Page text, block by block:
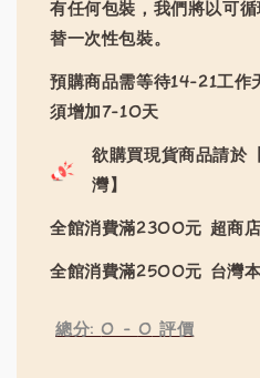
有任何包裝，我們將以可
替一次性包裝。
預購商品需等待14-21工作
須增加7-10天
欲購買現貨商品請於
灣】
全館消費滿2300元 超商
全館消費滿2500元 台灣
總分: 0 - 0 評價